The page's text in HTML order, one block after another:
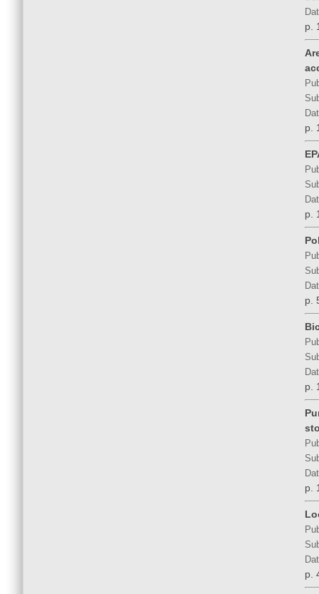
p.
p.
p.
p.
p.
p.
p.